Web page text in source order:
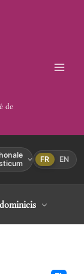
de
FR EN